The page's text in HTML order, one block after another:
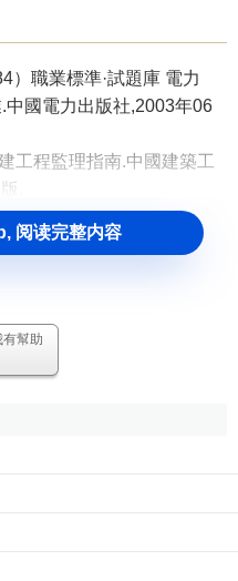
）職業標準·試題庫 電力
中國電力出版社,2003年06
工程監理指南.中國建築工
.
作實務 上.人民日報出版
阅读完整内容
幫助